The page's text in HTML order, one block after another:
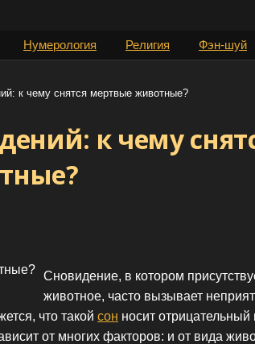
Нумерология Религия Фэн-шуй
к чему снятся мертвые животные?
к чему
Сновидение, в котором
животное, часто вызывает
что такой сон носит
от многих факторов: и от вида